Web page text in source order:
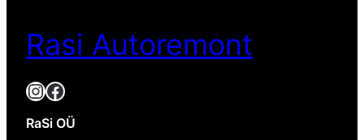
Rasi Autoremont
RaSi OÜ